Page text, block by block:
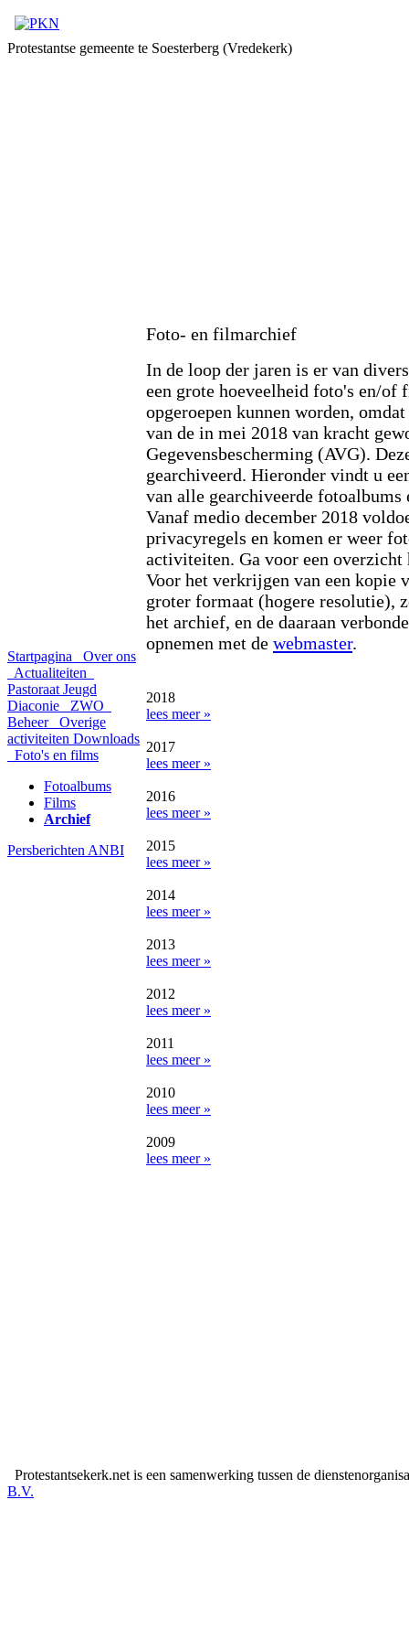
Protestantse gemeente te Soesterberg (Vredekerk)
Startpagina
Over ons
Actualiteiten
Pastoraat Jeugd
Diaconie
ZWO
Beheer
Overige
activiteiten Downloads
Foto's en films
Fotoalbums
Films
Archief
Persberichten ANBI
Foto- en filmarchief
In de loop der jaren is er van
een grote hoeveelheid foto's en/
opgeroepen kunnen worden,
van de in mei 2018 van kracht
Gegevensbescherming (AVG).
gearchiveerd. Hieronder vindt u
van alle gearchiveerde fotoalbums
Vanaf medio december 2018
privacyregels en komen er weer
activiteiten. Ga voor een overzicht
Voor het verkrijgen van een kopie
groter formaat (hogere resolutie),
het archief, en de daaraan
opnemen met de webmaster.
2018
lees meer »
2017
lees meer »
2016
lees meer »
2015
lees meer »
2014
lees meer »
2013
lees meer »
2012
lees meer »
2011
lees meer »
2010
lees meer »
2009
lees meer »
Protestantsekerk.net is een samenwerking tussen de
B.V.